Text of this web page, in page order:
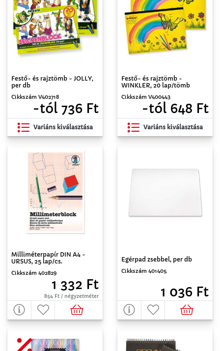
Festő- és rajztömb - JOLLY,
per db
Cikkszám V402718
-tól 736 Ft
Variáns kiválasztása
Festő- és rajztömb -
WINKLER, 20 lap/tömb
Cikkszám V400443
-tól 648 Ft
Variáns kiválasztása
Milliméterpapír DIN A4 -
URSUS, 25 lap/cs.
Cikkszám 402829
1 332 Ft
854 Ft / négyzetméter
Egérpad zsebbel, per db
Cikkszám 401405
1 036 Ft